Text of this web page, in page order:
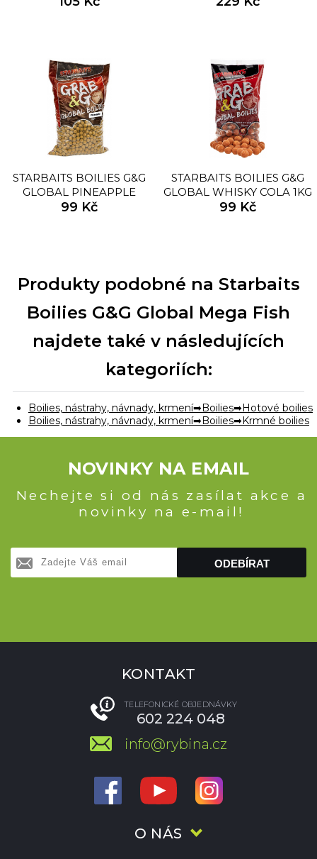
STARBAITS BOILIES G&G
GLOBAL PINEAPPLE
99 Kč
STARBAITS BOILIES G&G
GLOBAL WHISKY COLA 1KG
99 Kč
Produkty podobné na Starbaits
Boilies G&G Global Mega Fish
najdete také v následujících
kategoriích:
Boilies, nástrahy, návnady, krmení Boilies
Hotové boilies
Boilies, nástrahy, návnady, krmení
Boilies Krmné boilies
NOVINKY NA EMAIL
Nechejte si od nás zasílat akce a
novinky na e-mail!
ODEBÍRAT
O NÁS
KONTAKT
TELEFONICKÉ OBJEDNÁVKY
602 224 048
info@rybina.cz